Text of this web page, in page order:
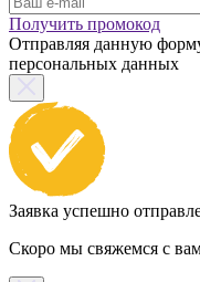
Получить промокод
Отправляя данную
персональных данных
Заявка успешно
Скоро мы свяжемся с